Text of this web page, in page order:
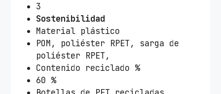
3
Sostenibilidad
Material plástico
POM, poliéster RPET, sarga de
poliéster RPET,
Contenido reciclado %
60 %